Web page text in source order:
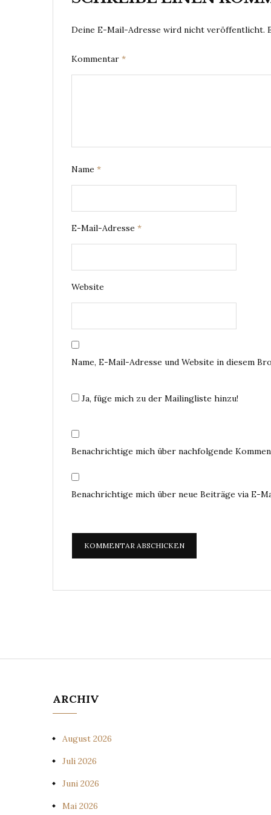
Deine E-Mail-Adresse wird nicht veröffentlicht.
Kommentar *
Name *
E-Mail-Adresse *
Website
Name, E-Mail-Adresse und Website in diesem
Ja, füge mich zu der Mailingliste hinzu!
Benachrichtige mich über nachfolgende
Benachrichtige mich über neue Beiträge via E-
ARCHIV
August 2026
Juli 2026
Juni 2026
Mai 2026